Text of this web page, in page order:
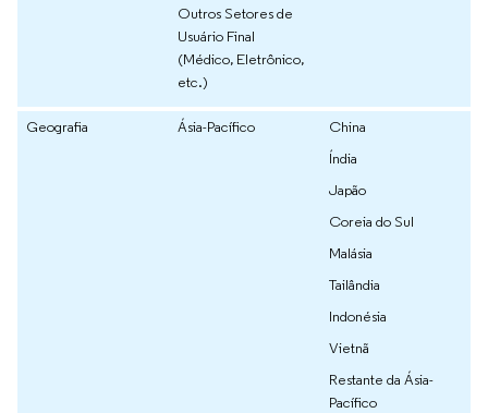
Outros Setores de
Usuário Final
(Médico, Eletrônico,
etc.)
Geografia Ásia-Pacífico
China
Índia
Japão
Coreia do Sul
Malásia
Tailândia
Indonésia
Vietnã
Restante da Ásia-
Pacífico